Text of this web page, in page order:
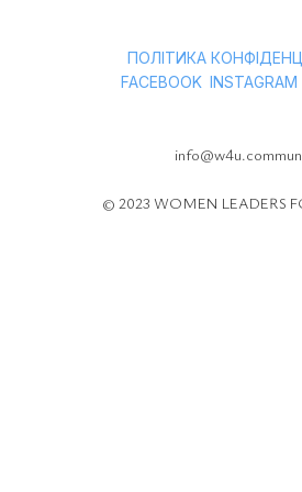
ПОЛІТИКА
FACEBOOK INSTAGRAM
© 2023 WOMEN LEADERS